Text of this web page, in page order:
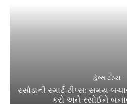
હેલ્થ ટીપ્સ
રસોડાની સ્માર્ટ ટીપ્સ: સમય
કરો અને રસોઈને